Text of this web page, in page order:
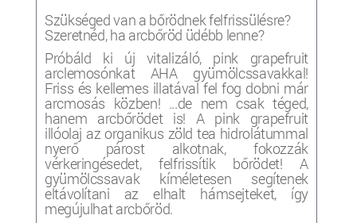
Szükséged van a bőrödnek felfrissülésre?
Szeretnéd, ha arcbőröd üdébb lenne?
Próbáld ki új vitalizáló, pink grapefruit
arclemosónkat AHA gyümölcssavakkal!
Friss és kellemes illatával fel fog dobni már
arcmosás közben! ...de nem csak téged,
hanem arcbőrödet is! A pink grapefruit
illóolaj az organikus zöld tea hidrolátummal
nyerő párost alkotnak, fokozzák
vérkeringésedet, felfrissítik bőrödet! A
gyümölcssavak kíméletesen segítenek
eltávolítani az elhalt hámsejteket, így
megújulhat arcbőröd.